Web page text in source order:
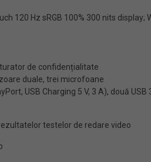
120 Hz sRGB 100% 300 nits
de confidențialitate
duale, trei microfoane
USB Charging 5 V, 3 A), două USB
testelor de redare video